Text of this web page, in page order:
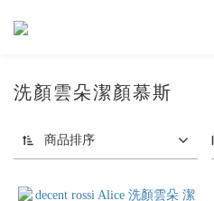
洗顏雲朵潔顏慕斯
商品排序